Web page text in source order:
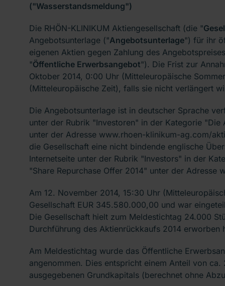
("Wasserstandsmeldung")
Die RHÖN-KLINIKUM Aktiengesellschaft (die "
Angebotsunterlage ("Angebotsunterlage") für ihr
eigenen Aktien gegen Zahlung des
"Öffentliche Erwerbsangebot"). Die Frist zur
Oktober 2014, 0:00 Uhr (Mitteleuropäische
(Mitteleuropäische Zeit), falls sie nicht verlängert
Die Angebotsunterlage ist in deutscher Sprache
unter der Rubrik "Investoren" in der Kategorie
unter der Adresse www.rhoen-klinikum-ag.com/
die Gesellschaft eine nicht bindende englische
Internetseite unter der Rubrik "Investors" in der
"Share Repurchase Offer 2014" unter der Adresse
Am 12. November 2014, 15:30 Uhr
Gesellschaft EUR 345.580.000,00 und war
Die Gesellschaft hielt zum Meldestichtag 24.000
Durchführung des Aktienrückkaufs 2014 erworben
Am Meldestichtag wurde das Öffentliche
angenommen. Dies entspricht einem Anteil von
ausgegebenen Grundkapitals (berechnet ohne